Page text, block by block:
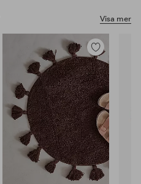
Visa mer
Lägg
till
i
favoriter